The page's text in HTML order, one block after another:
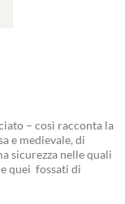
– così racconta la
e medievale, di
sicurezza nelle quali
quei fossati di